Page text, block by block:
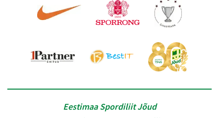
Eestimaa Spordiliit Jõud